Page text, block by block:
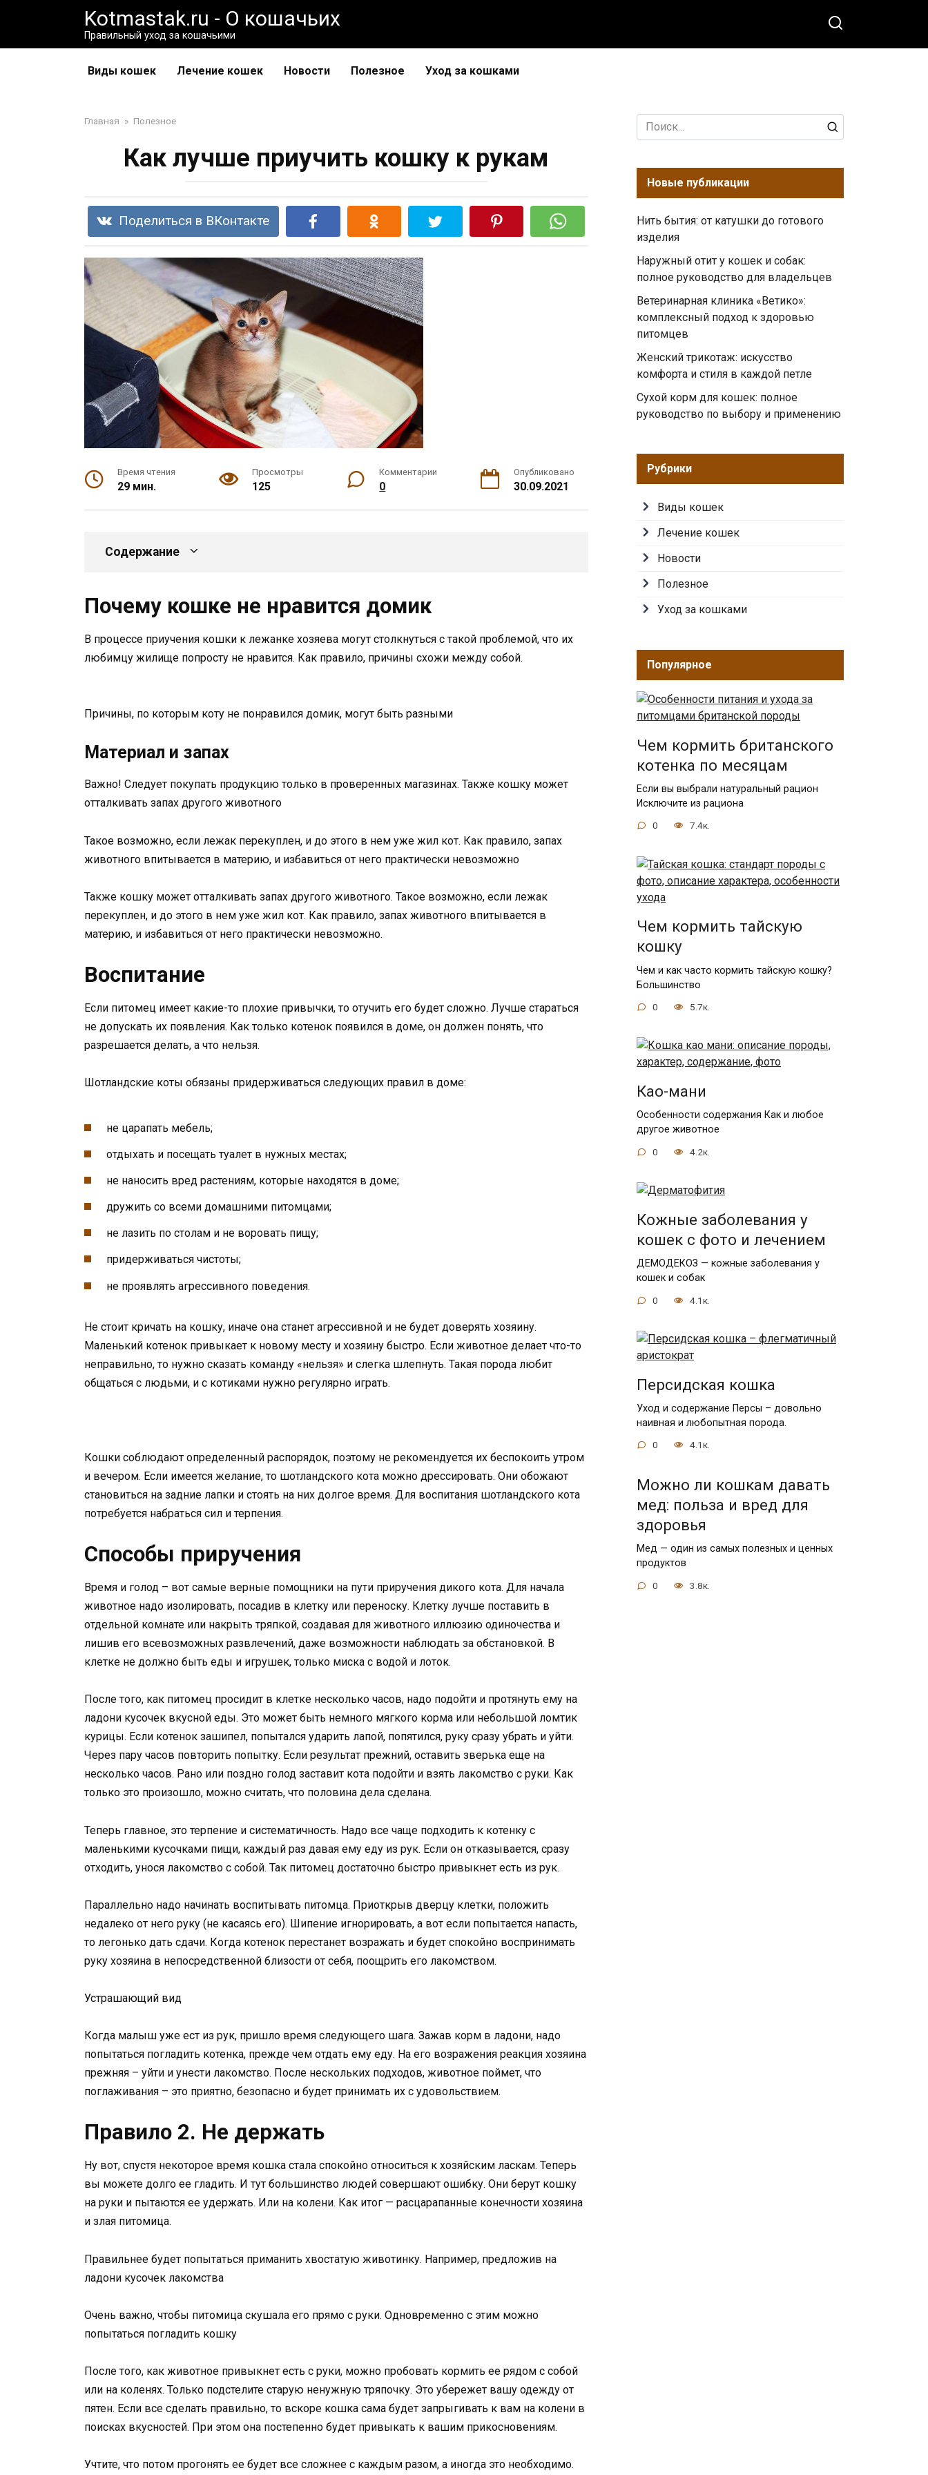
Kotmastak.ru - О кошачьих
Правильный уход за кошачьими
Виды кошек Лечение кошек Новости Полезное Уход за кошками
Главная » Полезное
Как лучше приучить кошку к рукам
Поделиться в ВКонтакте
Время чтения
29 мин.
Просмотры
125
Комментарии
0
Опубликовано
30.09.2021
Содержание
Почему кошке не нравится домик
В процессе приучения кошки к лежанке хозяева могут столкнуться с такой проблемой, что их
любимцу жилище попросту не нравится. Как правило, причины схожи между собой.
Причины, по которым коту не понравился домик, могут быть разными
Материал и запах
Важно! Следует покупать продукцию только в проверенных магазинах. Также кошку может
отталкивать запах другого животного
Такое возможно, если лежак перекуплен, и до этого в нем уже жил кот. Как правило, запах
животного впитывается в материю, и избавиться от него практически невозможно
Также кошку может отталкивать запах другого животного. Такое возможно, если лежак
перекуплен, и до этого в нем уже жил кот. Как правило, запах животного впитывается в
материю, и избавиться от него практически невозможно.
Воспитание
Если питомец имеет какие-то плохие привычки, то отучить его будет сложно. Лучше стараться
не допускать их появления. Как только котенок появился в доме, он должен понять, что
разрешается делать, а что нельзя.
Шотландские коты обязаны придерживаться следующих правил в доме:
не царапать мебель;
отдыхать и посещать туалет в нужных местах;
не наносить вред растениям, которые находятся в доме;
дружить со всеми домашними питомцами;
не лазить по столам и не воровать пищу;
придерживаться чистоты;
не проявлять агрессивного поведения.
Не стоит кричать на кошку, иначе она станет агрессивной и не будет доверять хозяину.
Маленький котенок привыкает к новому месту и хозяину быстро. Если животное делает что-то
неправильно, то нужно сказать команду «нельзя» и слегка шлепнуть. Такая порода любит
общаться с людьми, и с котиками нужно регулярно играть.
Кошки соблюдают определенный распорядок, поэтому не рекомендуется их беспокоить утром
и вечером. Если имеется желание, то шотландского кота можно дрессировать. Они обожают
становиться на задние лапки и стоять на них долгое время. Для воспитания шотландского кота
потребуется набраться сил и терпения.
Способы приручения
Время и голод – вот самые верные помощники на пути приручения дикого кота. Для начала
животное надо изолировать, посадив в клетку или переноску. Клетку лучше поставить в
отдельной комнате или накрыть тряпкой, создавая для животного иллюзию одиночества и
лишив его всевозможных развлечений, даже возможности наблюдать за обстановкой. В
клетке не должно быть еды и игрушек, только миска с водой и лоток.
После того, как питомец просидит в клетке несколько часов, надо подойти и протянуть ему на
ладони кусочек вкусной еды. Это может быть немного мягкого корма или небольшой ломтик
курицы. Если котенок зашипел, попытался ударить лапой, попятился, руку сразу убрать и уйти.
Через пару часов повторить попытку. Если результат прежний, оставить зверька еще на
несколько часов. Рано или поздно голод заставит кота подойти и взять лакомство с руки. Как
только это произошло, можно считать, что половина дела сделана.
Теперь главное, это терпение и систематичность. Надо все чаще подходить к котенку с
маленькими кусочками пищи, каждый раз давая ему еду из рук. Если он отказывается, сразу
отходить, унося лакомство с собой. Так питомец достаточно быстро привыкнет есть из рук.
Параллельно надо начинать воспитывать питомца. Приоткрыв дверцу клетки, положить
недалеко от него руку (не касаясь его). Шипение игнорировать, а вот если попытается напасть,
то легонько дать сдачи. Когда котенок перестанет возражать и будет спокойно воспринимать
руку хозяина в непосредственной близости от себя, поощрить его лакомством.
Устрашающий вид
Когда малыш уже ест из рук, пришло время следующего шага. Зажав корм в ладони, надо
попытаться погладить котенка, прежде чем отдать ему еду. На его возражения реакция хозяина
прежняя – уйти и унести лакомство. После нескольких подходов, животное поймет, что
поглаживания – это приятно, безопасно и будет принимать их с удовольствием.
Правило 2. Не держать
Ну вот, спустя некоторое время кошка стала спокойно относиться к хозяйским ласкам. Теперь
вы можете долго ее гладить. И тут большинство людей совершают ошибку. Они берут кошку
на руки и пытаются ее удержать. Или на колени. Как итог — расцарапанные конечности хозяина
и злая питомица.
Правильнее будет попытаться приманить хвостатую животинку. Например, предложив на
ладони кусочек лакомства
Очень важно, чтобы питомица скушала его прямо с руки. Одновременно с этим можно
попытаться погладить кошку
После того, как животное привыкнет есть с руки, можно пробовать кормить ее рядом с собой
или на коленях. Только подстелите старую ненужную тряпочку. Это убережет вашу одежду от
пятен. Если все сделать правильно, то вскоре кошка сама будет запрыгивать к вам на колени в
поисках вкусностей. При этом она постепенно будет привыкать к вашим прикосновениям.
Учтите, что потом прогонять ее будет все сложнее с каждым разом, а иногда это необходимо.
Search
for:
Новые публикации
Нить бытия: от катушки до готового
изделия
Наружный отит у кошек и собак:
полное руководство для владельцев
Ветеринарная клиника «Ветико»:
комплексный подход к здоровью
питомцев
Женский трикотаж: искусство
комфорта и стиля в каждой петле
Сухой корм для кошек: полное
руководство по выбору и применению
Рубрики
Виды кошек
Лечение кошек
Новости
Полезное
Уход за кошками
Популярное
Чем кормить британского
котенка по месяцам
Если вы выбрали натуральный рацион
Исключите из рациона
0 7.4к.
Чем кормить тайскую
кошку
Чем и как часто кормить тайскую кошку?
Большинство
0 5.7к.
Као-мани
Особенности содержания Как и любое
другое животное
0 4.2к.
Кожные заболевания у
кошек с фото и лечением
ДЕМОДЕКОЗ — кожные заболевания у
кошек и собак
0 4.1к.
Персидская кошка
Уход и содержание Персы – довольно
наивная и любопытная порода.
0 4.1к.
Можно ли кошкам давать
мед: польза и вред для
здоровья
Мед — один из самых полезных и ценных
продуктов
0 3.8к.